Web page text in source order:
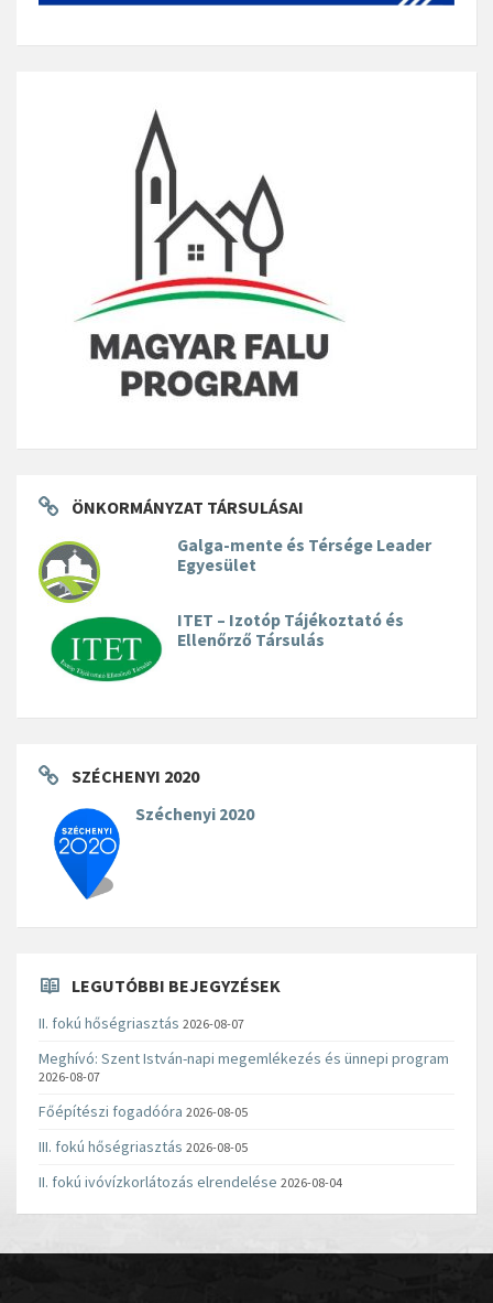
ÖNKORMÁNYZAT TÁRSULÁSAI
Galga-mente és Térsége Leader
Egyesület
ITET – Izotóp Tájékoztató és
Ellenőrző Társulás
SZÉCHENYI 2020
Széchenyi 2020
LEGUTÓBBI BEJEGYZÉSEK
II. fokú hőségriasztás 2026-08-07
Meghívó: Szent István-napi megemlékezés és ünnepi program
2026-08-07
Főépítészi fogadóóra 2026-08-05
III. fokú hőségriasztás 2026-08-05
II. fokú ivóvízkorlátozás elrendelése 2026-08-04